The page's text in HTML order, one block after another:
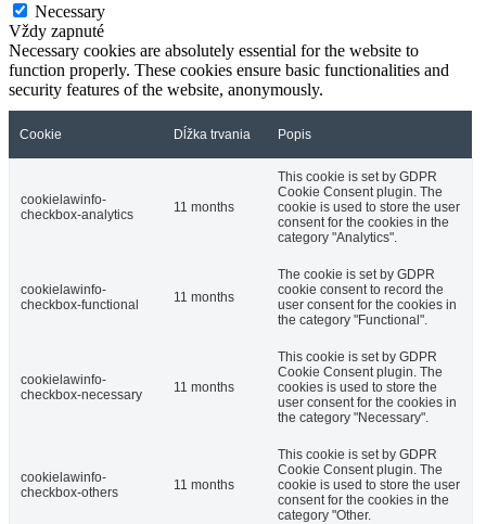
Necessary
Vždy zapnuté
Necessary cookies are absolutely essential for the website to
function properly. These cookies ensure basic functionalities and
security features of the website, anonymously.
Cookie Dĺžka trvania Popis
cookielawinfo-
checkbox-analytics
11 months
This cookie is set by GDPR
Cookie Consent plugin. The
cookie is used to store the user
consent for the cookies in the
category "Analytics".
cookielawinfo-
checkbox-functional
11 months
The cookie is set by GDPR
cookie consent to record the
user consent for the cookies in
the category "Functional".
cookielawinfo-
checkbox-necessary
11 months
This cookie is set by GDPR
Cookie Consent plugin. The
cookies is used to store the
user consent for the cookies in
the category "Necessary".
cookielawinfo-
checkbox-others
11 months
This cookie is set by GDPR
Cookie Consent plugin. The
cookie is used to store the user
consent for the cookies in the
category "Other.